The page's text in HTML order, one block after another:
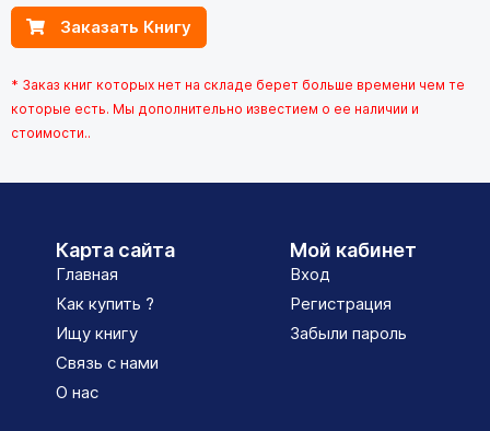
Заказать Книгу
* Заказ книг которых нет на складе берет больше времени чем те
которые есть. Мы дополнительно известием о ее наличии и
стоимости..
Карта сайта
Главная
Как купить ?
Ищу книгу
Связь с нами
О нас
Мой кабинет
Вход
Регистрация
Забыли пароль